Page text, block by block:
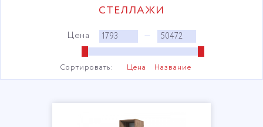
СТЕЛЛАЖИ
Цена —
Сортировать: Цена Название